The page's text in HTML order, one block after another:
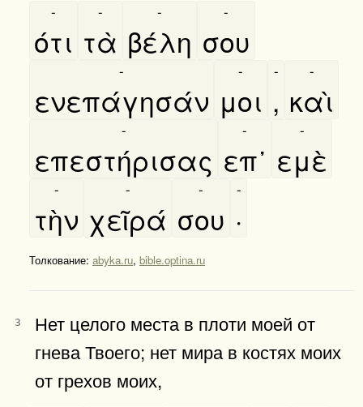
ότι
-
τὰ
-
βέλη
-
σου
-
ενεπάγησάν
-
μοι
-
,
-
καὶ
-
επεστήρισας
-
επ᾿
-
εμὲ
-
τὴν
-
χεῖρά
-
σου
-
·
-
Толкование: abyka.ru, bible.optina.ru
3
Нет целого места в плоти моей от
гнева Твоего; нет мира в костях моих
от грехов моих,